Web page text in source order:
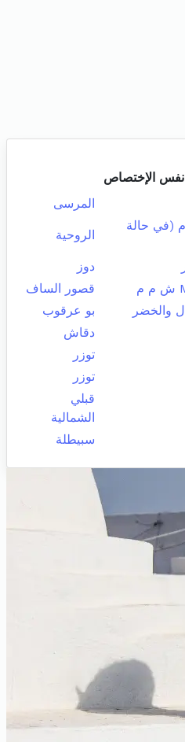
الإختصاص
المرسى
(في حالة
الروحية
دوز
قصور الساف
والخضر
بو عرقوب
دقاش
توزر
توزر
قبلي
الشمالية
سبيطلة